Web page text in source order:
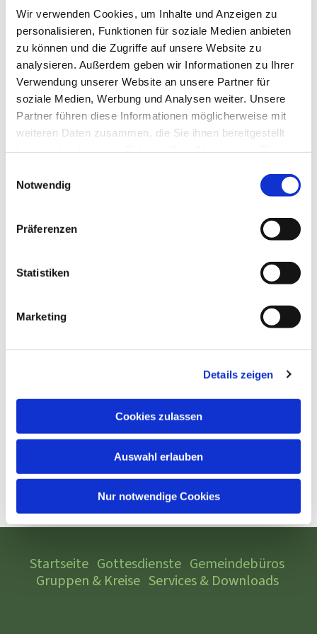
Wir verwenden Cookies, um Inhalte und Anzeigen zu
personalisieren, Funktionen für soziale Medien anbieten
zu können und die Zugriffe auf unsere Website zu
analysieren. Außerdem geben wir Informationen zu Ihrer
Verwendung unserer Website an unsere Partner für
soziale Medien, Werbung und Analysen weiter. Unsere
Partner führen diese Informationen möglicherweise mit
weiteren Daten zusammen, die Sie ihnen bereitgestellt
Notwendig
Präferenzen
Statistiken
Marketing
Details zeigen
Cookies zulassen
Auswahl erlauben
Nur notwendige Cookies
Mittwoch, 24. Februar 2027, 09:30
Uhr
Hille
Startseite Gottesdienste Gemeindebüros
Gruppen & Kreise Services & Downloads